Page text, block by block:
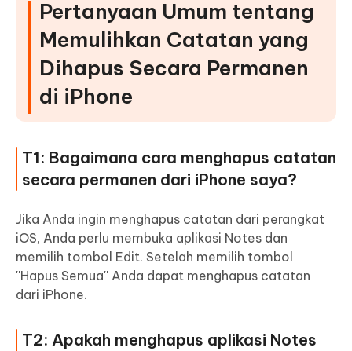
Pertanyaan Umum tentang
Memulihkan Catatan yang
Dihapus Secara Permanen
di iPhone
T1: Bagaimana cara menghapus catatan
secara permanen dari iPhone saya?
Jika Anda ingin menghapus catatan dari perangkat
iOS, Anda perlu membuka aplikasi Notes dan
memilih tombol Edit. Setelah memilih tombol
''Hapus Semua'' Anda dapat menghapus catatan
dari iPhone.
T2: Apakah menghapus aplikasi Notes